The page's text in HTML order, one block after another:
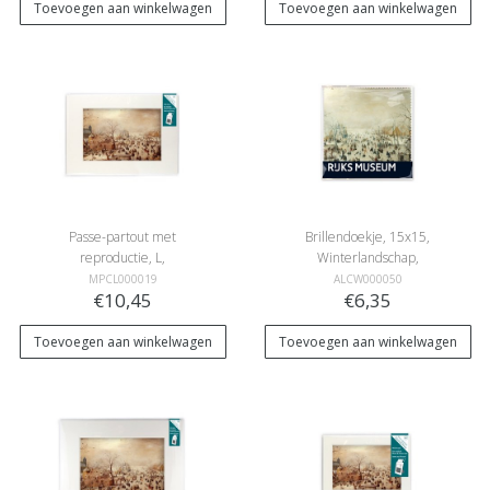
Toevoegen aan winkelwagen Toevoegen aan winkelwagen
Passe-partout met
reproductie, L,
Winterlandschap,
Avercamp
MPCL000019
€10,45
Toevoegen aan winkelwagen
Brillendoekje, 15x15,
Winterlandschap,
Avercamp
ALCW000050
€6,35
Toevoegen aan winkelwagen